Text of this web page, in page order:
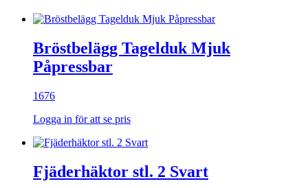
Bröstbelägg Tagelduk Mjuk
Påpressbar
1676
Logga in för att se pris
Fjäderhäktor stl. 2 Svart